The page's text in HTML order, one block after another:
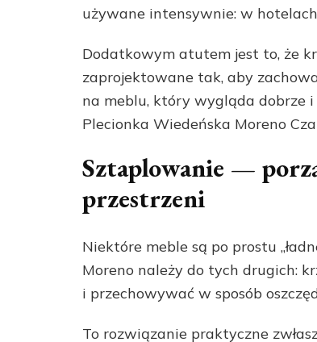
używane intensywnie: w
Dodatkowym atutem jest to, że
zaprojektowane tak, aby
na meblu, który wygląda dobrze i
Plecionka Wiedeńska Moreno
Sztaplowanie —
przestrzeni
Niektóre meble są po prostu
Moreno należy do tych drugich:
i przechowywać w sposób
To rozwiązanie praktyczne